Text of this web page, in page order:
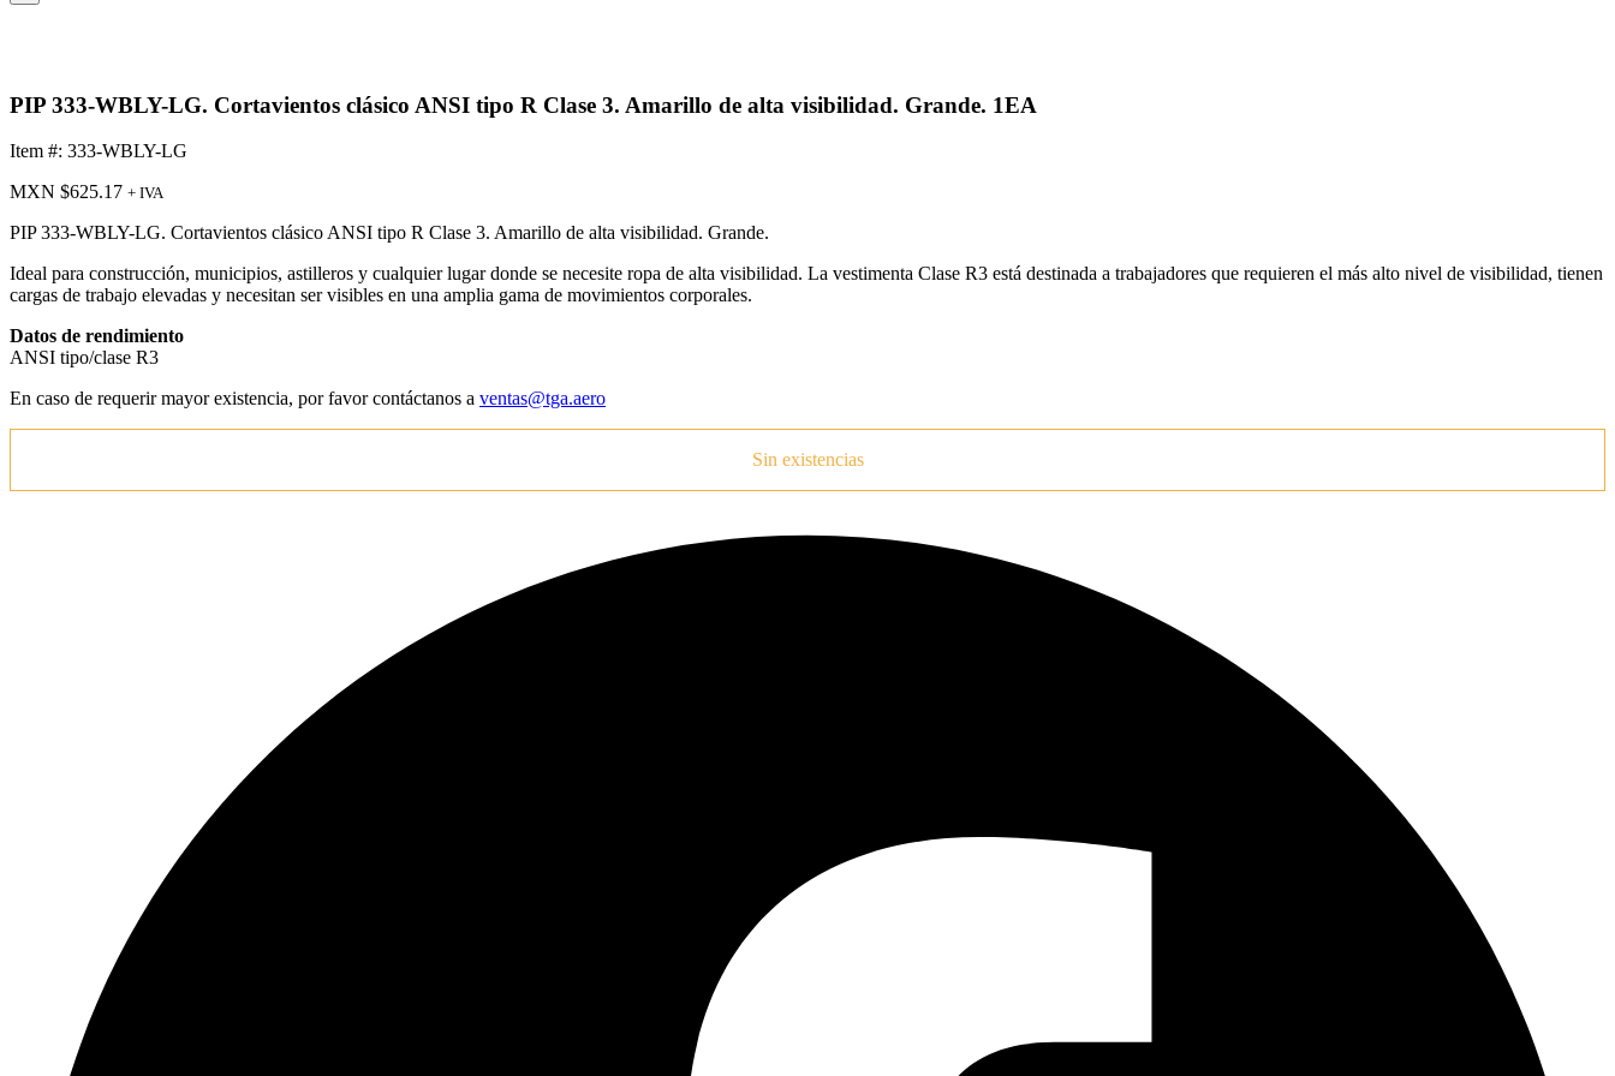
PIP 333-WBLY-LG. Cortavientos clásico ANSI tipo R Clase 3. Amarillo de alta visibilidad. Grande. 1EA
Item #: 333-WBLY-LG
MXN $625.17 + IVA
PIP 333-WBLY-LG. Cortavientos clásico ANSI tipo R Clase 3. Amarillo de alta visibilidad. Grande.
Ideal para construcción, municipios, astilleros y cualquier lugar donde se necesite ropa de alta visibilidad. La vestimenta Clase R3 está destinada a trabajadores que requieren el más alto nivel de visibilidad, tienen
cargas de trabajo elevadas y necesitan ser visibles en una amplia gama de movimientos corporales.
Datos de rendimiento
ANSI tipo/clase R3
En caso de requerir mayor existencia, por favor contáctanos a ventas@tga.aero
Sin existencias